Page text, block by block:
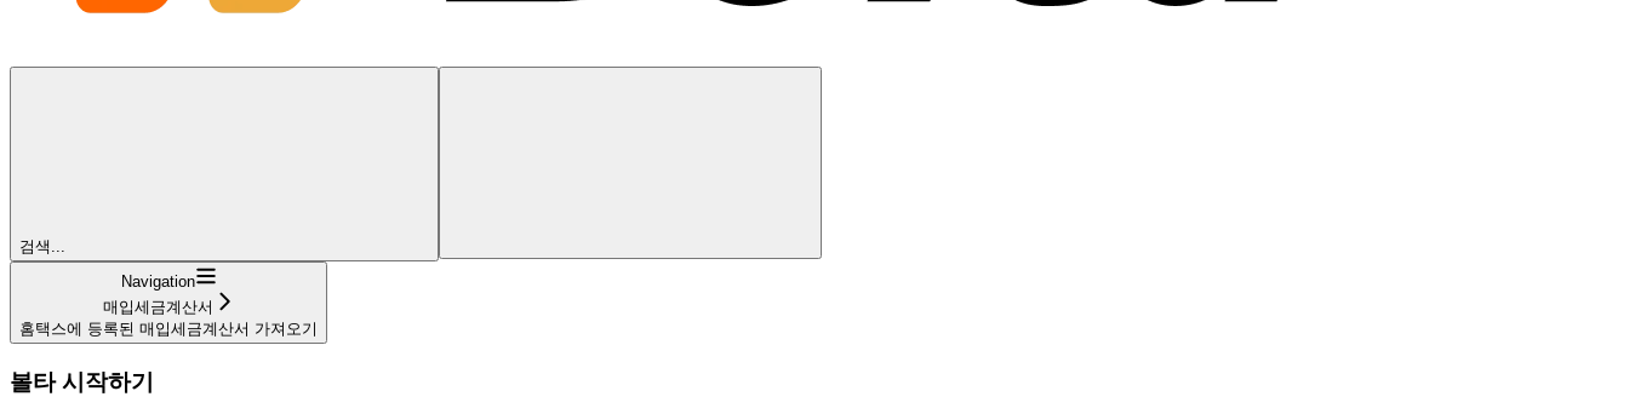
검색...
Navigation
매입세금계산서
홈택스에 등록된 매입세금계산서 가져오기
볼타 시작하기